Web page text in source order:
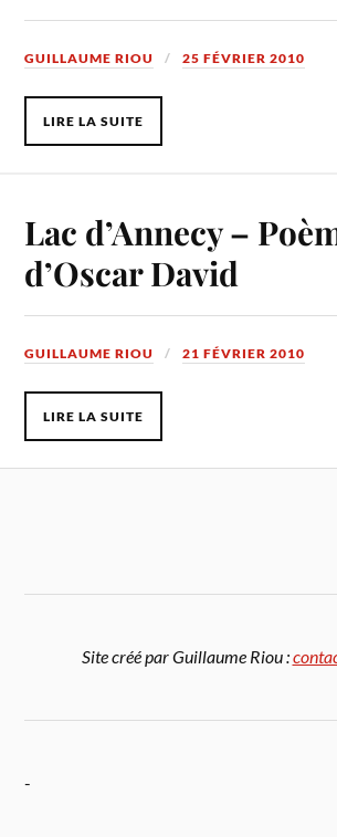
GUILLAUME RIOU 25 FÉVRIER 2010
LIRE LA SUITE
Lac d’Annecy –
d’Oscar David
GUILLAUME RIOU 21 FÉVRIER 2010
LIRE LA SUITE
Site créé par Guillaume Riou :
-